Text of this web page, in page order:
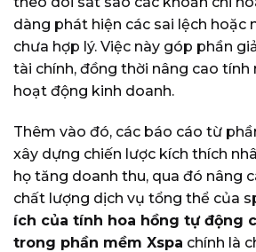
dàng phát hiện các sai lệch hoặc
chưa hợp lý. Việc này góp phần
tài chính, đồng thời nâng cao
hoạt động kinh doanh.
Thêm vào đó, các báo cáo từ
xây dựng chiến lược kích thích
họ tăng doanh thu, qua đó nâng
chất lượng dịch vụ tổng thể của
ích của tính hoa hồng tự động
trong phần mềm Xspa chính là